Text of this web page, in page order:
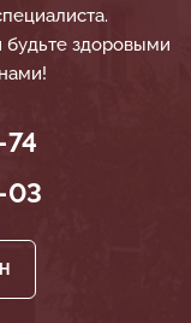
будьте здоровыми
74
03